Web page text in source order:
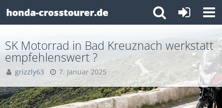
SK Motorrad in Bad Kreuznach werkstatt
empfehlenswert ?
grizzly63 7. Januar 2025